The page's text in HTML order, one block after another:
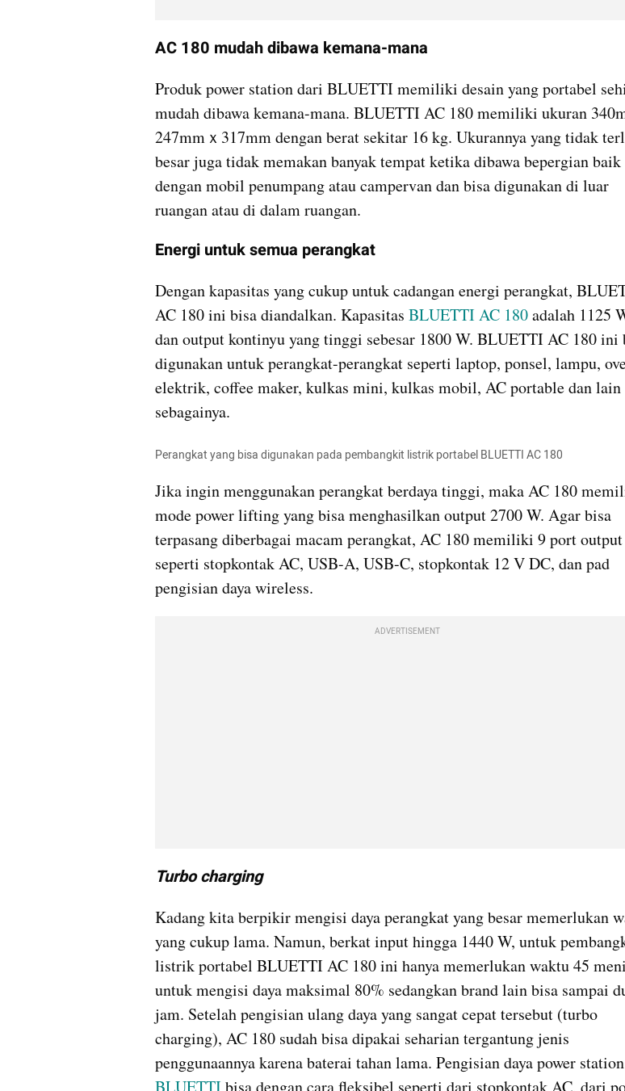
AC 180 mudah dibawa kemana-mana
Produk power station dari BLUETTI memiliki desain yang portabel
mudah dibawa kemana-mana. BLUETTI AC 180 memiliki ukuran
247mmｘ317mm dengan berat sekitar 16 kg. Ukurannya yang tidak
besar juga tidak memakan banyak tempat ketika dibawa bepergian baik
dengan mobil penumpang atau campervan dan bisa digunakan di luar
ruangan atau di dalam ruangan.
Energi untuk semua perangkat
Dengan kapasitas yang cukup untuk cadangan energi perangkat,
AC 180 ini bisa diandalkan. Kapasitas BLUETTI AC 180 adalah 1125
dan output kontinyu yang tinggi sebesar 1800 W. BLUETTI AC 180 ini
digunakan untuk perangkat-perangkat seperti laptop, ponsel, lampu,
elektrik, coffee maker, kulkas mini, kulkas mobil, AC portable dan lain
sebagainya.
Perangkat yang bisa digunakan pada pembangkit listrik portabel BLUETTI AC 180
Jika ingin menggunakan perangkat berdaya tinggi, maka AC 180
mode power lifting yang bisa menghasilkan output 2700 W. Agar bisa
terpasang diberbagai macam perangkat, AC 180 memiliki 9 port output
seperti stopkontak AC, USB-A, USB-C, stopkontak 12 V DC, dan pad
pengisian daya wireless.
ADVERTISEMENT
Turbo charging
Kadang kita berpikir mengisi daya perangkat yang besar memerlukan
yang cukup lama. Namun, berkat input hingga 1440 W, untuk
listrik portabel BLUETTI AC 180 ini hanya memerlukan waktu 45
untuk mengisi daya maksimal 80% sedangkan brand lain bisa sampai
jam. Setelah pengisian ulang daya yang sangat cepat tersebut (turbo
charging), AC 180 sudah bisa dipakai seharian tergantung jenis
BLUETTI bisa dengan cara fleksibel seperti dari stopkontak AC, dari